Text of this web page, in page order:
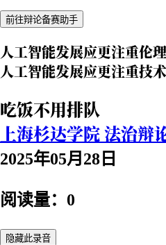
前往辩论备赛助手
人工智能发展应更注重伦
人工智能发展应更注重技
吃饭不用排队
上海杉达学院 法治辩
2025年05月28日
阅读量：0
隐藏此录音